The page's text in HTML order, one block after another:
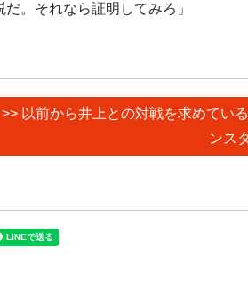
。それなら証明してみろ」
以前から井上との対戦を求めてい
ンス